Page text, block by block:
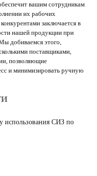
вашим сотрудникам
их рабочих
заключается в
нашей продукции при
добиваемся этого,
поставщиками,
позволяющие
и минимизировать ручную